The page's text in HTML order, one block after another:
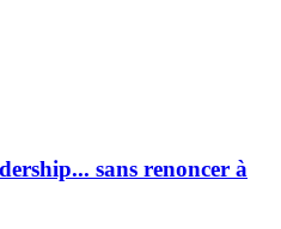
sans renoncer à